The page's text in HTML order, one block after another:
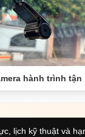
hành trình tận
lịch kỹ thuật và